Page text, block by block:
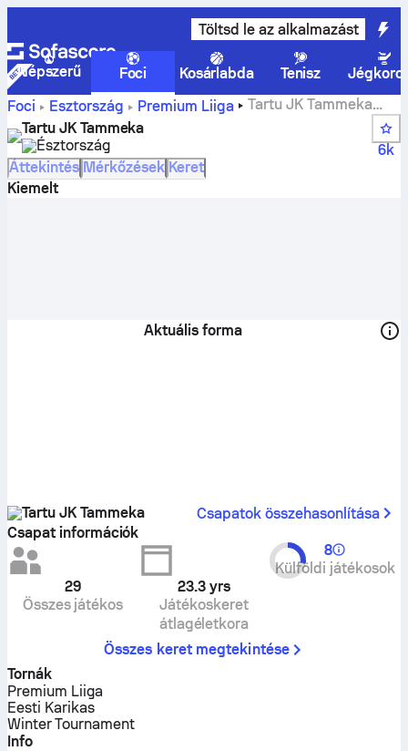
Töltsd le az alkalmazást
Népszerű Foci Kosárlabda Tenisz
Foci
Észtország Premium Liiga
Tartu JK Tammeka
állások, mérkőzések, helyezések és játékosok statisztikái
Tartu JK Tammeka
Észtország
6k
Áttekintés Mérkőzések Keret
Kiemelt
Aktuális forma
Tartu JK Tammeka
Csapatok összehasonlítása
Csapat információk
29
Összes játékos
23.3 yrs
Játékoskeret
átlagéletkora
8
Külföldi játékosok
Összes keret megtekintése
Tornák
Premium Liiga
Eesti Karikas
Winter Tournament
Info